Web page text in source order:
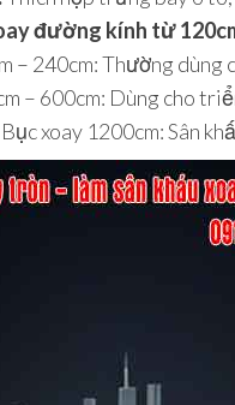
đường kính từ
– 240cm: Thường dùng
– 600cm: Dùng cho
Bục xoay 1200cm: Sân